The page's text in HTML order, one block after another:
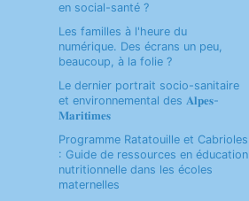
en social-santé ?
Les familles à l'heure du
numérique. Des écrans un peu,
beaucoup, à la folie ?
Le dernier portrait socio-sanitaire
et environnemental des 𝐀𝐥𝐩𝐞𝐬-
𝐌𝐚𝐫𝐢𝐭𝐢𝐦𝐞𝐬
Programme Ratatouille et Cabrioles
: Guide de ressources en éducation
nutritionnelle dans les écoles
maternelles